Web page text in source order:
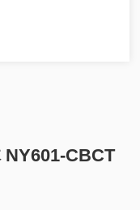
NY601-CBCT